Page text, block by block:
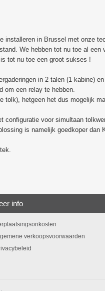
installeren in Brussel met onze
We hebben tot nu toe al een
tot nu toe een groot sukses !
in 2 talen (1 kabine)
om een relay te hebben.
tolk), hetgeen het dus mogelijk
configuratie voor simultaan
is namelijk goedkoper dan
info
verkoopsvoorwaarden
.